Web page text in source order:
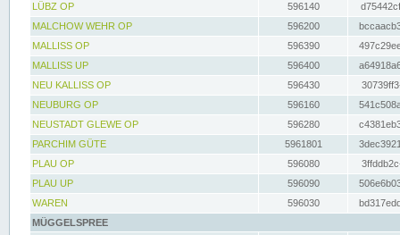
LÜBZ OP
596140
MALCHOW WEHR OP
596200
MALLISS OP
596390
MALLISS UP
596400
NEU KALLISS OP
596430
NEUBURG OP
596160
NEUSTADT GLEWE OP
596280
PARCHIM GÜTE
5961801
PLAU OP
596080
PLAU UP
596090
WAREN
596030
MÜGGELSPREE